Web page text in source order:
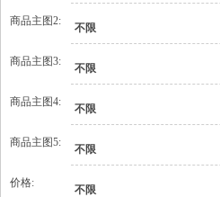
商品主图2:
不限
商品主图3:
不限
商品主图4:
不限
商品主图5:
不限
价格:
不限